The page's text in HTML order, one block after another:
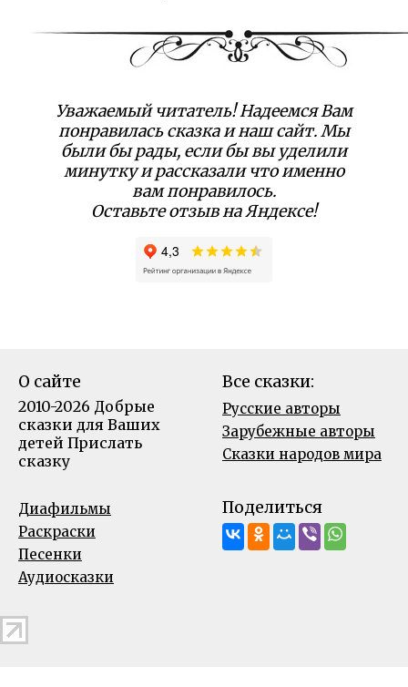
Уважаемый читатель! Надеемся Вам
понравилась сказка и наш сайт. Мы
были бы рады, если бы вы уделили
минутку и рассказали что именно
вам понравилось.
Оставьте отзыв на Яндексе!
О сайте
2010-2026 Добрые
сказки для Ваших
детей Прислать
сказку
Все сказки:
Русские авторы
Зарубежные авторы
Сказки народов мира
Диафильмы
Раскраски
Песенки
Аудиосказки
Поделиться